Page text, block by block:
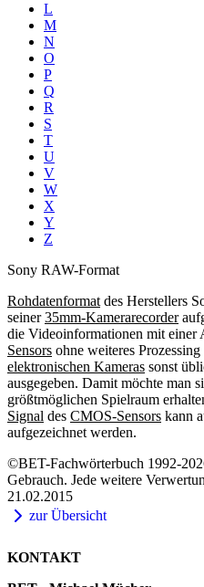
L
M
N
O
P
Q
R
S
T
U
V
W
X
Y
Z
Sony RAW-Format
Rohdatenformat des Herstellers
seiner35mm-Kamerarecorder
die Videoinformationen mit einer
Sensors ohne weiteres
elektronischen Kameras sonst
ausgegeben. Damit möchte man
größtmöglichen Spielraum
Signal des CMOS-Sensors kann
aufgezeichnet werden.
©BET-Fachwörterbuch 1992-
Gebrauch. Jede weitere
21.02.2015
zur Übersicht
KONTAKT